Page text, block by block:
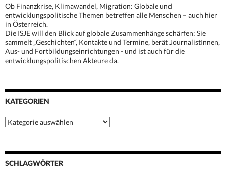
Ob Finanzkrise, Klimawandel, Migration: Globale und
entwicklungspolitische Themen betreffen alle Menschen – auch hier
in Österreich.
Die ISJE will den Blick auf globale Zusammenhänge schärfen: Sie
sammelt „Geschichten“, Kontakte und Termine, berät JournalistInnen,
Aus- und Fortbildungseinrichtungen - und ist auch für die
entwicklungspolitischen Akteure da.
KATEGORIEN
Kategorien
SCHLAGWÖRTER